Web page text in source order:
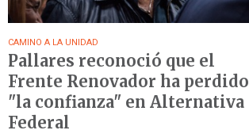
CAMINO A LA UNIDAD
Pallares reconoció que el
Frente Renovador ha perdido
"la confianza" en Alternativa
Federal